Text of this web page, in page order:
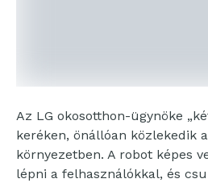
Az LG okosotthon-ügynöke
keréken, önállóan közlekedik
környezetben. A robot képes
lépni a felhasználókkal, és